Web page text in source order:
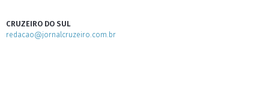
CRUZEIRO DO SUL
redacao@jornalcruzeiro.com.br